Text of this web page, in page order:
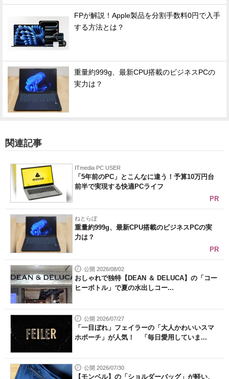
FPが解説！Apple製品を分割手数料0円で入手
する方法とは？
重量約999g、最新CPU搭載のビジネスPCの
実力は？
関連記事
ITmedia PC USER
「5年前のPC」とこんなに違う！予算10万円台
前半で実現する快適PCライフ
PR
ねとらぼ
重量約999g、最新CPU搭載のビジネスPCの実
力は？
PR
公開 2026/08/02
おしゃれで独特【DEAN ＆ DELUCA】の「コー
ヒーボトル」で夏の水出しコー...
公開 2026/07/27
「一目ぼれ」フェイラーの「大人かわいいスマ
ホポーチ」が人気！ 「毎日愛用していま...
公開 2026/07/30
【モンベル】の「ショルダーバッグ」が軽い、